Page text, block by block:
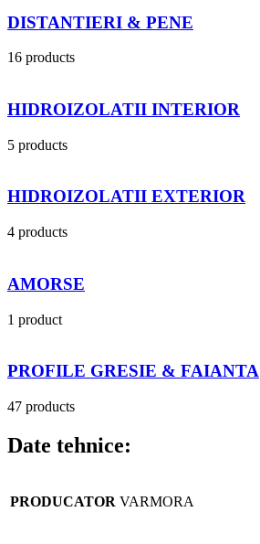
DISTANTIERI & PENE
16 products
HIDROIZOLATII INTERIOR
5 products
HIDROIZOLATII EXTERIOR
4 products
AMORSE
1 product
PROFILE GRESIE & FAIANTA
47 products
Date tehnice:
PRODUCATOR VARMORA